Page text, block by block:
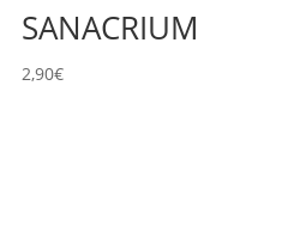
SANACRIUM
2,90€